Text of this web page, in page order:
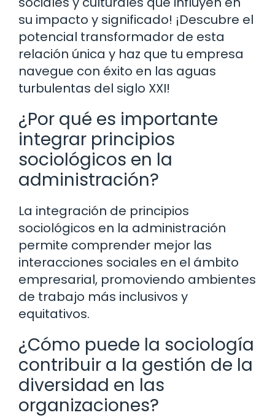
su impacto y significado! ¡Descubre el
potencial transformador de esta
relación única y haz que tu empresa
navegue con éxito en las aguas
turbulentas del siglo XXI!
¿Por qué es importante
integrar principios
sociológicos en la
administración?
La integración de principios
sociológicos en la administración
permite comprender mejor las
interacciones sociales en el ámbito
empresarial, promoviendo ambientes
de trabajo más inclusivos y
equitativos.
¿Cómo puede la sociología
contribuir a la gestión de la
diversidad en las
organizaciones?